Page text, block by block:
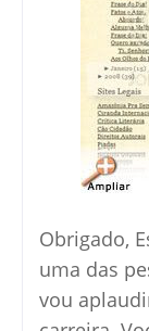
Obrigado,
uma das
vou